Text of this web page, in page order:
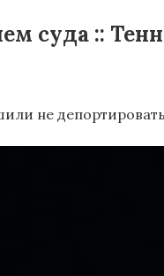
суда ::
не